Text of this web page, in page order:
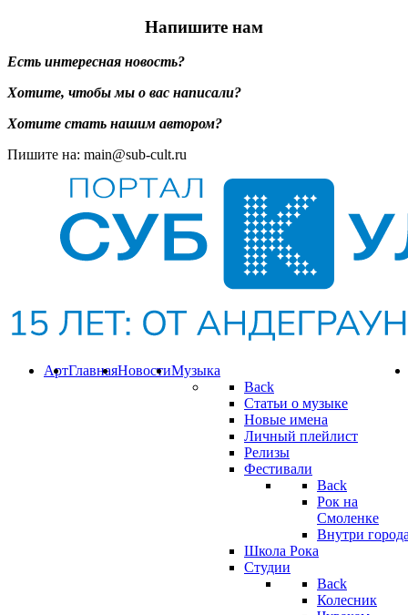
Напишите нам
Есть интересная новость?
Хотите, чтобы мы о вас написали?
Хотите стать нашим автором?
Пишите на: main@sub-cult.ru
Музыка
Back
Статьи о музыке
Новые имена
Личный плейлист
Релизы
Фестивали
Back
Рок на
Смоленке
Внутри
Школа Рока
Студии
Back
Колесник
Новости
Главная
Арт